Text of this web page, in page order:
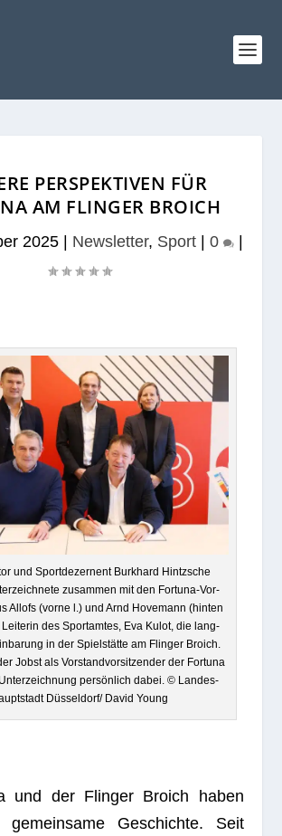
PERSPEKTIVEN FÜR
AM FLINGER BROICH
2025 Newsletter, Sport 0
und Sport­de­zer­nent Burk­hard Hintzsche
zusam­men mit den For­tuna-Vor­
All­ofs (vorne l.) und Arnd Hove­mann (hin­ten
Lei­te­rin des Sport­am­tes, Eva Kulot, die lang­
in der Spiel­stätte am Flin­ger Broich.
Jobst als Vor­stand­vor­sit­zen­der der For­tuna
per­sön­lich dabei. © Lan­des­
Düsseldorf/ David Young
und der Flin­ger Broich haben
Geschichte. Seit